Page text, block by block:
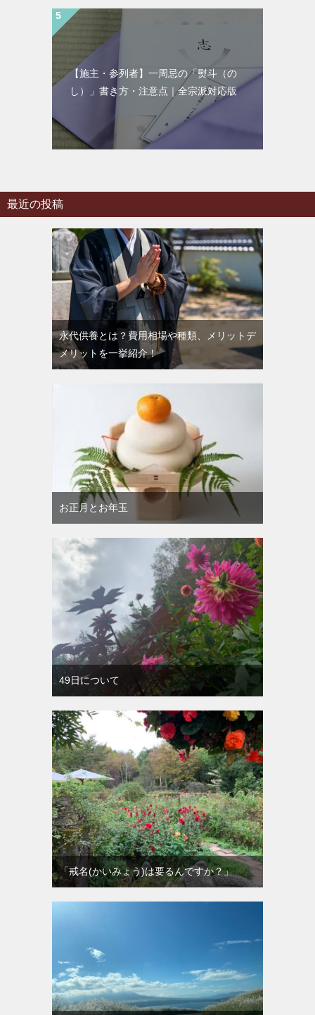
【施主・参列者】一周忌の「熨斗（の
し）」書き方・注意点｜全宗派対応版
最近の投稿
永代供養とは？費用相場や種類、メリットデ
メリットを一挙紹介！
お正月とお年玉
49日について
「戒名(かいみょう)は要るんですか？」